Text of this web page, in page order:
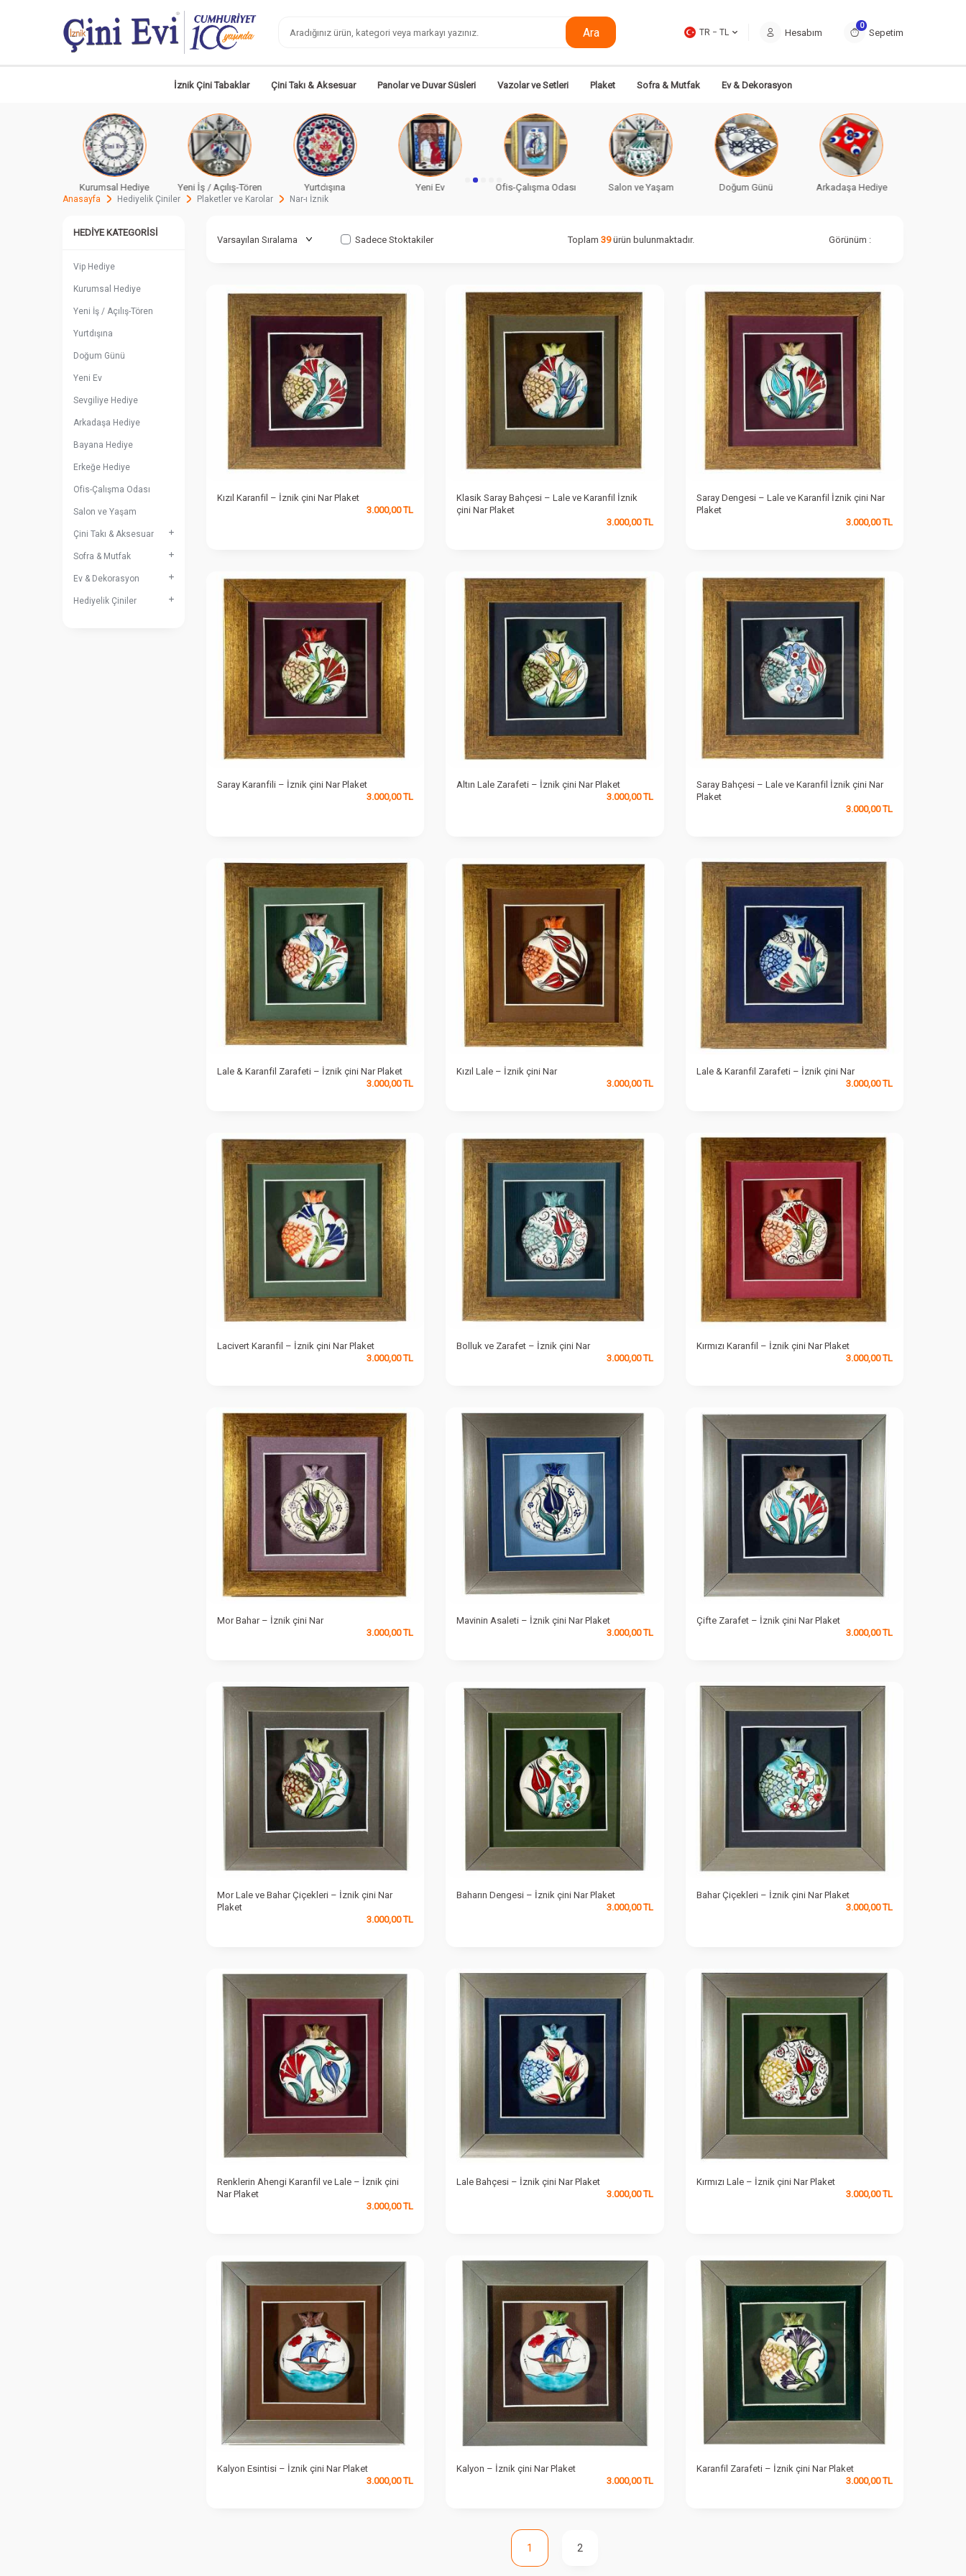
Ara TR − TL Hesabım
0
Sepetim
İznik Çini Tabaklar Çini Takı & Aksesuar Panolar ve Duvar Süsleri Vazolar ve Setleri Plaket Sofra & Mutfak Ev & Dekorasyon
Yeni İş / Açılış-Tören Yurtdışına Yeni Ev Ofis-Çalışma Odası Salon ve Yaşam Doğum Günü Arkadaşa Hediye Sevgiliye Hediye
Anasayfa Hediyelik Çiniler Plaketler ve Karolar Nar-ı İznik
HEDIYE KATEGORISI
Vip Hediye
Kurumsal Hediye
Yeni İş / Açılış-Tören
Yurtdışına
Doğum Günü
Yeni Ev
Sevgiliye Hediye
Arkadaşa Hediye
Bayana Hediye
Erkeğe Hediye
Ofis-Çalışma Odası
Salon ve Yaşam
Çini Takı & Aksesuar
Sofra & Mutfak
Ev & Dekorasyon
Hediyelik Çiniler
Sadece Stoktakiler Toplam 39ürün bulunmaktadır. Görünüm :
Kızıl Karanfil – İznik çini Nar Plaket
3.000,00TL
Klasik Saray Bahçesi – Lale ve Karanfil İznik
çini Nar Plaket
3.000,00TL
Saray Dengesi – Lale ve Karanfil İznik çini Nar
Plaket
3.000,00TL
Saray Karanfili – İznik çini Nar Plaket
3.000,00TL
Altın Lale Zarafeti – İznik çini Nar Plaket
3.000,00TL
Saray Bahçesi – Lale ve Karanfil İznik çini Nar
Plaket
3.000,00TL
Lale & Karanfil Zarafeti – İznik çini Nar Plaket
3.000,00TL
Kızıl Lale – İznik çini Nar
3.000,00TL
Lale & Karanfil Zarafeti – İznik çini Nar
3.000,00TL
Lacivert Karanfil – İznik çini Nar Plaket
3.000,00TL
Bolluk ve Zarafet – İznik çini Nar
3.000,00TL
Kırmızı Karanfil – İznik çini Nar Plaket
3.000,00TL
Mor Bahar – İznik çini Nar
3.000,00TL
Mavinin Asaleti – İznik çini Nar Plaket
3.000,00TL
Çifte Zarafet – İznik çini Nar Plaket
3.000,00TL
Mor Lale ve Bahar Çiçekleri – İznik çini Nar
Plaket
3.000,00TL
Baharın Dengesi – İznik çini Nar Plaket
3.000,00TL
Bahar Çiçekleri – İznik çini Nar Plaket
3.000,00TL
Renklerin Ahengi Karanfil ve Lale – İznik çini
Nar Plaket
3.000,00TL
Lale Bahçesi – İznik çini Nar Plaket
3.000,00TL
Kırmızı Lale – İznik çini Nar Plaket
3.000,00TL
Kalyon Esintisi – İznik çini Nar Plaket
3.000,00TL
Kalyon – İznik çini Nar Plaket
3.000,00TL
Karanfil Zarafeti – İznik çini Nar Plaket
3.000,00TL
1 2